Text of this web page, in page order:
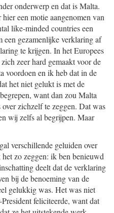
onderwerp en dat is Malta.
een motie aangenomen van
like-minded countries een
een gezamenlijke verklaring af
te krijgen. In het Europees
zeer hard gemaakt voor de
voordoen en ik heb dat in de
het niet gelukt is met de
want dan zou Malta
zichzelf te zeggen. Dat was
wij zelfs al begrijpen. Maar
verschillende geluiden over
zo zeggen: ik ben benieuwd
deelt dat de verklaring
bij de benoeming van de
gelukkig was. Het was niet
feliciteerde, want dat